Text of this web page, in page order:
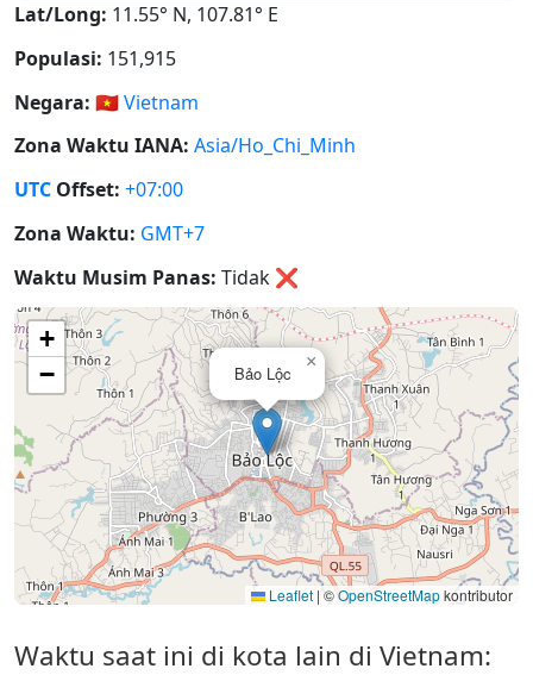
Lat/Long: 11.55° N, 107.81° E
Populasi: 151,915
Negara: 🇻🇳Vietnam
Zona Waktu IANA: Asia/Ho_Chi_Minh
UTC Offset: +07:00
Zona Waktu: GMT+7
Waktu Musim Panas: Tidak ❌
Bảo Lộc
×
+
−
Leaflet | ©OpenStreetMapkontributor
Waktu saat ini di kota lain di Vietnam: